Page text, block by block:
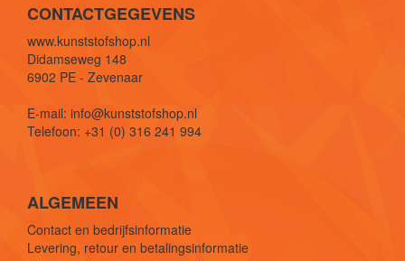
CONTACTGEGEVENS
www.kunststofshop.nl
Didamseweg 148
6902 PE - Zevenaar
E-mail: info@kunststofshop.nl
Telefoon: +31 (0) 316 241 994
ALGEMEEN
Contact en bedrijfsinformatie
Levering, retour en betalingsinformatie